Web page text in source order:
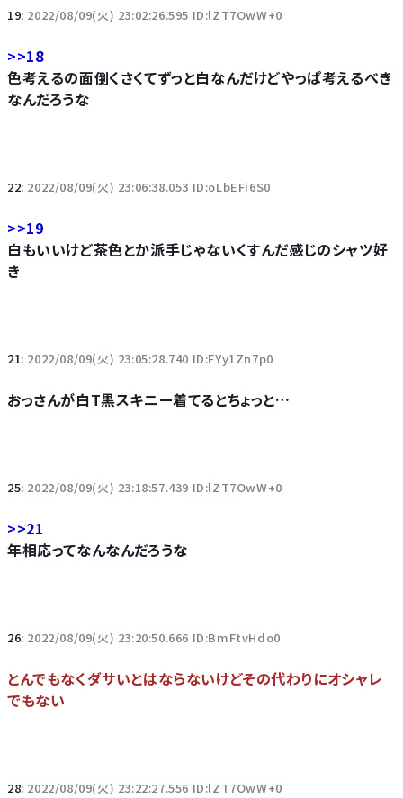
19: 2022/08/09(火) 23:02:26.595 ID:lZT7OwW+0
>>18
色考えるの面倒くさくてずっと白なんだけどやっぱ考えるべき
なんだろうな
22: 2022/08/09(火) 23:06:38.053 ID:oLbEFi6S0
>>19
白もいいけど茶色とか派手じゃないくすんだ感じのシャツ好
き
21: 2022/08/09(火) 23:05:28.740 ID:FYy1Zn7p0
おっさんが白T黒スキニー着てるとちょっと…
25: 2022/08/09(火) 23:18:57.439 ID:lZT7OwW+0
>>21
年相応ってなんなんだろうな
26: 2022/08/09(火) 23:20:50.666 ID:BmFtvHdo0
とんでもなくダサいとはならないけどその代わりにオシャレ
でもない
28: 2022/08/09(火) 23:22:27.556 ID:lZT7OwW+0